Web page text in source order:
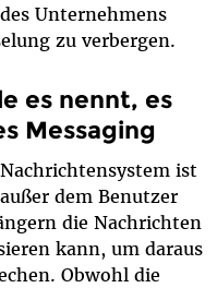
Unternehmens
zu verbergen.
es nennt, es
Messaging
ist
dem Benutzer
die Nachrichten
kann, um daraus
Obwohl die